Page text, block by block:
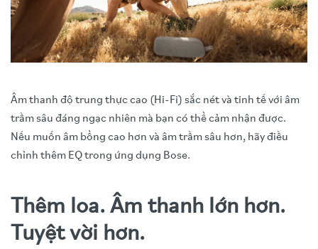
Âm thanh độ trung thực cao (Hi-Fi) sắc nét và tinh tế với âm
trầm sâu đáng ngạc nhiên mà bạn có thể cảm nhận được.
Nếu muốn âm bổng cao hơn và âm trầm sâu hơn, hãy điều
chỉnh thêm EQ trong ứng dụng Bose.
Thêm loa. Âm thanh lớn hơn.
Tuyệt vời hơn.